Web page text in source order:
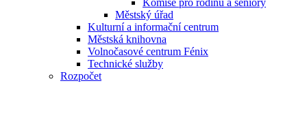
Komise pro rodinu a seniory
Městský úřad
Kulturní a informační centrum
Městská knihovna
Volnočasové centrum Fénix
Technické služby
Rozpočet